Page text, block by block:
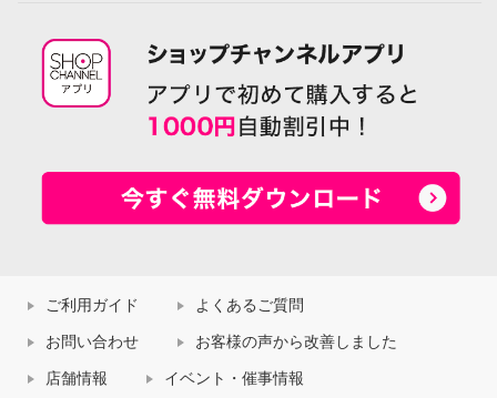
ご利用ガイド よくあるご質問
お問い合わせ お客様の声から改善しました
店舗情報 イベント・催事情報